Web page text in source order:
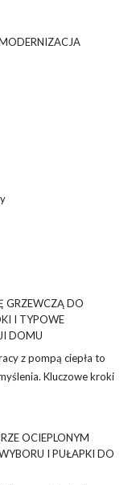
GRZEWCZĄ DO
I TYPOWE
DOMU
z pompą ciepła to
Kluczowe kroki
OCIEPLONYM
I PUŁAPKI DO